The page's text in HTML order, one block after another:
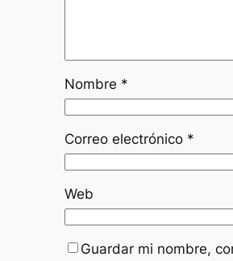
Nombre *
Correo electrónico *
Web
Guardar mi nombre,